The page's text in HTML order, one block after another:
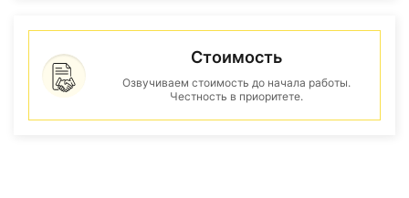
Стоимость
Озвучиваем стоимость до начала работы.
Честность в приоритете.